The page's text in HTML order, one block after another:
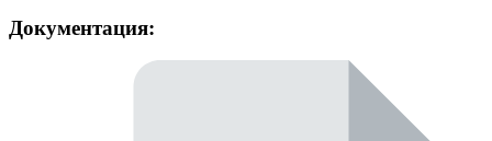
Документация: